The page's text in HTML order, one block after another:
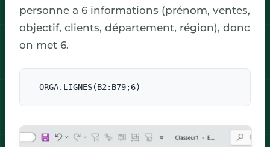
personne a 6 informations (prénom, ventes,
objectif, clients, département, région), donc
on met 6.
=ORGA.LIGNES(B2:B79;6)